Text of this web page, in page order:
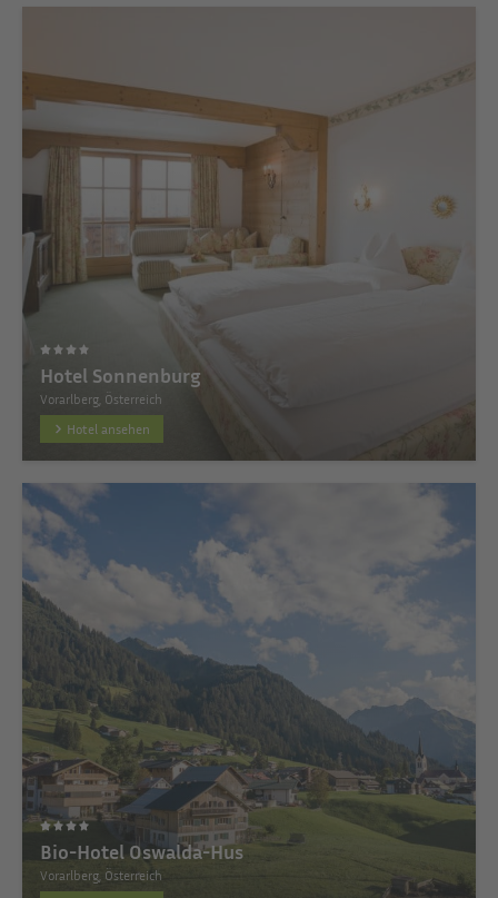
Hotel Sonnenburg
Vorarlberg, Österreich
Hotel ansehen
Bio-Hotel Oswalda-Hus
Vorarlberg, Österreich